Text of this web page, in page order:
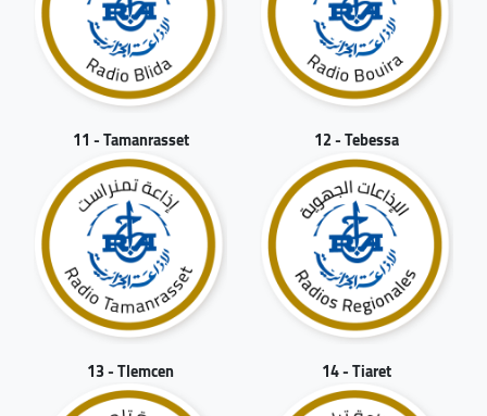
11 - Tamanrasset 12 - Tebessa
13 - Tlemcen 14 - Tiaret